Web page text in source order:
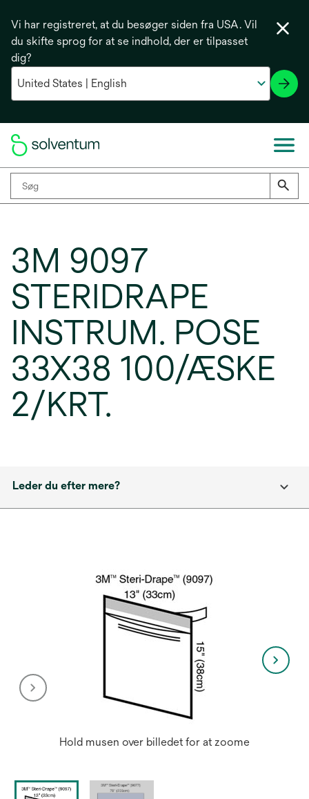
Vi har registreret, at du besøger siden fra USA. Vil
du skifte sprog for at se indhold, der er tilpasset
dig?
3M 9097
STERIDRAPE
INSTRUM. POSE
33X38 100/ÆSKE
2/KRT.
Leder du efter mere?
Hold musen over billedet for at zoome